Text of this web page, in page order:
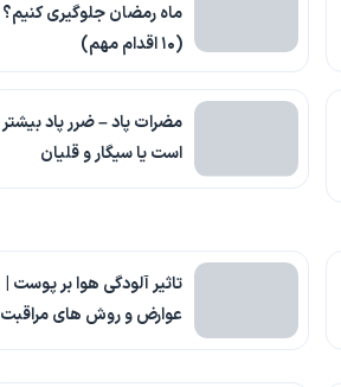
ماه رمضان جلوگیری کنیم؟
(۱۰ اقدام مهم)
مضرات پاد – ضرر پاد بیشتر
است یا سیگار و قلیان
تاثیر آلودگی هوا بر پوست |
عوارض و روش های مراقبت